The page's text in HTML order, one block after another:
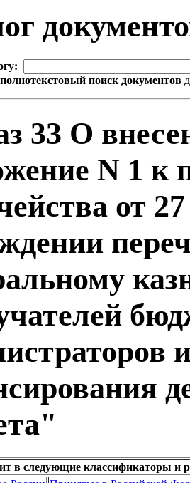
поиск документов
33 О
N 1 к
от
в следующие классификаторы и